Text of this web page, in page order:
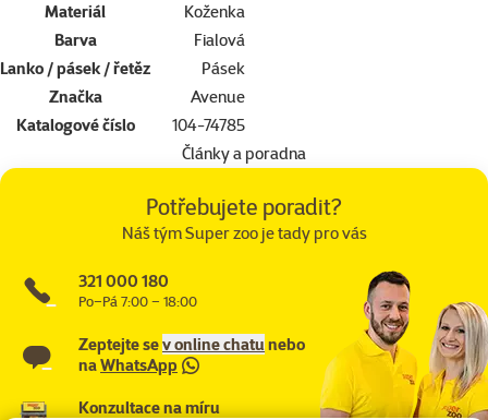
Materiál
Koženka
Barva
Fialová
Lanko / pásek / řetěz
Pásek
Značka
Avenue
Katalogové číslo
104-74785
Články a poradna
Potřebujete poradit?
Náš tým Super zoo je tady pro vás
321 000 180
Po–Pá 7:00 – 18:00
Zeptejte sev online chatunebo
naWhatsApp
Konzultace na míru